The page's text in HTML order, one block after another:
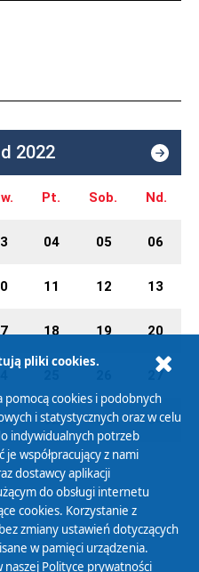
2022
Pt. Sob. Nd.
04 05 06
11 12 13
18 19 20
27
02 03 04
pliki cookies.
pomocą cookies i podobnych
i statystycznych oraz w celu
indywidualnych potrzeb
współpracujący z nami
dostawcy aplikacji
do obsługi internetu
cookies. Korzystanie z
zmiany ustawień dotyczących
w pamięci urządzenia.
naszej Polityce prywatności